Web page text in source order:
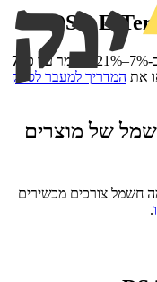
DS 3 E-
7
את המדריך למעבר לספק
של מוצרים
חשמל צורכים מכשירים
.